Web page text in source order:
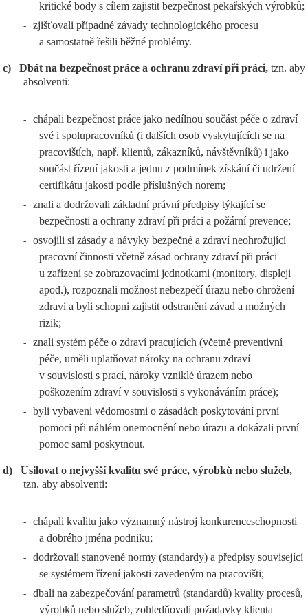
kritické body s cílem zajistit bezpečnost pekařských výrobků;
-
zjišťovali případné závady technologického procesu
a samostatně řešili běžné problémy.
c) Dbát na bezpečnost práce a ochranu zdraví při práci, tzn. aby
absolventi:
-
chápali bezpečnost práce jako nedílnou součást péče o zdraví
své i spolupracovníků (i dalších osob vyskytujících se na
pracovištích, např. klientů, zákazníků, návštěvníků) i jako
součást řízení jakosti a jednu z podmínek získání či udržení
certifikátu jakosti podle příslušných norem;
-
znali a dodržovali základní právní předpisy týkající se
bezpečnosti a ochrany zdraví při práci a požární prevence;
-
osvojili si zásady a návyky bezpečné a zdraví neohrožující
pracovní činnosti včetně zásad ochrany zdraví při práci
u zařízení se zobrazovacími jednotkami (monitory, displeji
apod.), rozpoznali možnost nebezpečí úrazu nebo ohrožení
zdraví a byli schopni zajistit odstranění závad a možných
rizik;
-
znali systém péče o zdraví pracujících (včetně preventivní
péče, uměli uplatňovat nároky na ochranu zdraví
v souvislosti s prací, nároky vzniklé úrazem nebo
poškozením zdraví v souvislosti s vykonáváním práce);
-
byli vybaveni vědomostmi o zásadách poskytování první
pomoci při náhlém onemocnění nebo úrazu a dokázali první
pomoc sami poskytnout.
d)
Usilovat o nejvyšší kvalitu své práce, výrobků nebo služeb,
tzn. aby absolventi:
-
chápali kvalitu jako významný nástroj konkurenceschopnosti
a dobrého jména podniku;
-
dodržovali stanovené normy (standardy) a předpisy související
se systémem řízení jakosti zavedeným na pracovišti;
-
dbali na zabezpečování parametrů (standardů) kvality procesů,
výrobků nebo služeb, zohledňovali požadavky klienta